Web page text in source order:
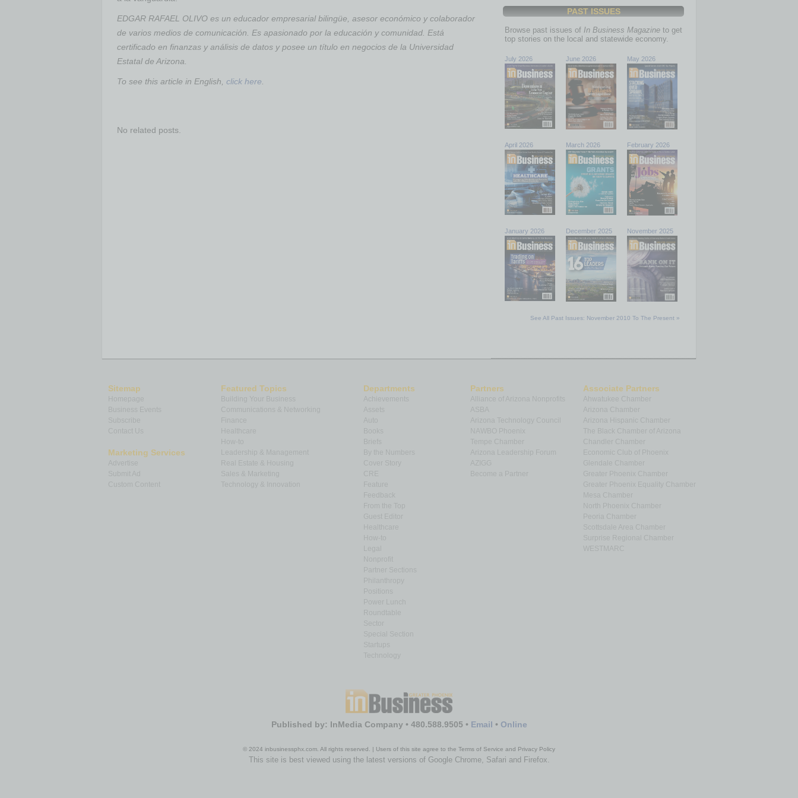
EDGAR RAFAEL OLIVO es un educador empresarial bilingüe, asesor económico y colaborador
de varios medios de comunicación. Es apasionado por la educación y comunidad. Está
certificado en finanzas y análisis de datos y posee un título en negocios de la Universidad
Estatal de Arizona.
To see this article in English, click here
No related posts.
PAST ISSUES
Browse past issues of In Business Magazine to get
top stories on the local and statewide economy.
July 2026 June 2026 May 2026
April 2026 March 2026 February 2026
January 2026 December 2025 November 2025
See All Past Issues: November 2010 To The Present »
Sitemap
Homepage
Subscribe
Contact Us
Marketing Services
Submit Ad
Custom Content
Featured Topics
Building Your Business
Communications & Networking
How-to
Leadership & Management
Real Estate & Housing
Technology & Innovation
Departments
Auto
Books
By the Numbers
Cover Story
Feedback
From the Top
Guest Editor
How-to
Nonprofit
Partner Sections
Philanthropy
Positions
Power Lunch
Roundtable
Sector
Special Section
Startups
Technology
Partners
Alliance of Arizona Nonprofits
Arizona Technology Council
NAWBO Phoenix
Tempe Chamber
Arizona Leadership Forum
Become a Partner
Associate Partners
Ahwatukee Chamber
Arizona Chamber
Arizona Hispanic Chamber
The Black Chamber of Arizona
Chandler Chamber
Economic Club of Phoenix
Glendale Chamber
Greater Phoenix Chamber
Greater Phoenix Equality Chamber
Mesa Chamber
North Phoenix Chamber
Peoria Chamber
Scottsdale Area Chamber
Surprise Regional Chamber
Published by: InMedia Company • 480.588.9505 • Email • Online
© 2024 inbusinessphx.com. All rights reserved. | Users of this site agree to the Terms of Service and Privacy Policy
This site is best viewed using the latest versions of Google Chrome, Safari and Firefox.